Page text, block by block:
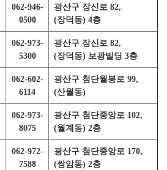
062-946-
0500
광산구 장신로 82,
(장덕동) 4층
062-973-
5300
광산구 장신로 82,
(장덕동) 보광빌딩 3층
062-602-
6114
광산구 첨단월봉로 99,
(산월동)
062-973-
8075
광산구 첨단중앙로 102,
(월계동) 2층
062-972-
7588
광산구 첨단중앙로 170,
(쌍암동) 2층